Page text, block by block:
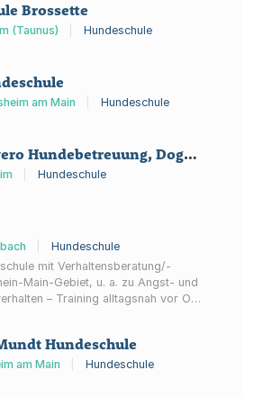
Brossette
(Taunus) Hundeschule
am Main Hundeschule
Bianca Rivero Hundebetreuung, Dogs Unlimited
Hundeschule
Hundeschule
mit Verhaltensberatung/-
Main-Gebiet, u. a. zu Angst- und
– Training alltagsnah vor Ort
Hundeschule
am Main Hundeschule